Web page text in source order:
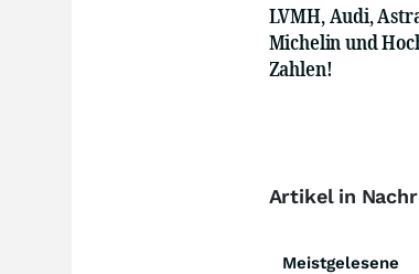
LVMH, Audi,
Michelin und
Zahlen!
Artikel in
Meistgelesene